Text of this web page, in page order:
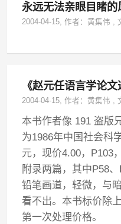
永远无法亲眼目睹的
2004-04-15, 作者：黄集伟 ,
《赵元任语言学论文
2004-04-15, 作者：黄集伟 ,
本书作者像 191 盗版
为1986年中国社会科
元，现价4.00，P103
附录两篇，其中P58
铅笔画道，轻微，与
看不出。本书标价除
第一次处理价格。